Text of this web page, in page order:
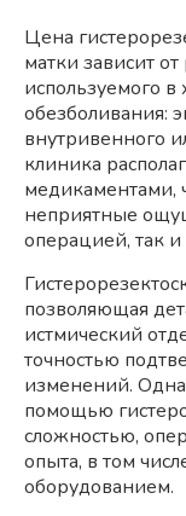
Цена
матки зависит
используемого
обезболивания:
внутривенного
клиника
медикаментами,
неприятные
операцией, так и
позволяющая
истмический
точностью
изменений.
помощью
сложностью,
опыта, в том
оборудованием.